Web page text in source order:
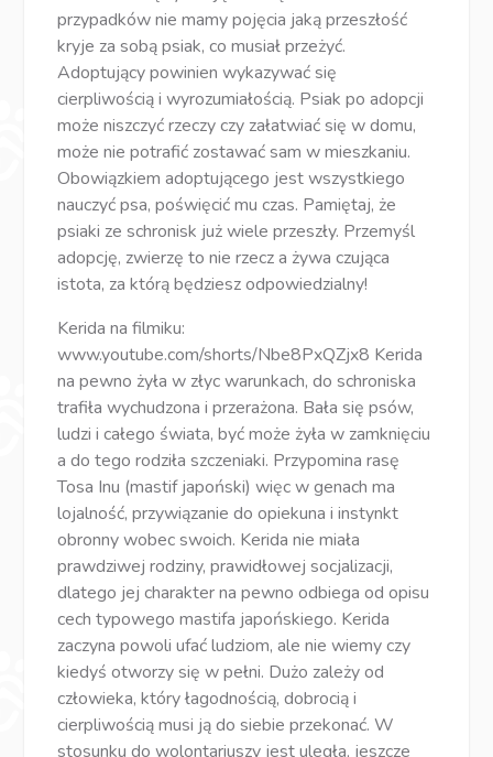
przypadków nie mamy pojęcia jaką przeszłość
kryje za sobą psiak, co musiał przeżyć.
Adoptujący powinien wykazywać się
cierpliwością i wyrozumiałością. Psiak po adopcji
może niszczyć rzeczy czy załatwiać się w domu,
może nie potrafić zostawać sam w mieszkaniu.
Obowiązkiem adoptującego jest wszystkiego
nauczyć psa, poświęcić mu czas. Pamiętaj, że
psiaki ze schronisk już wiele przeszły. Przemyśl
adopcję, zwierzę to nie rzecz a żywa czująca
istota, za którą będziesz odpowiedzialny!
Kerida na filmiku:
www.youtube.com/shorts/Nbe8PxQZjx8 Kerida
na pewno żyła w złyc warunkach, do schroniska
trafiła wychudzona i przerażona. Bała się psów,
ludzi i całego świata, być może żyła w zamknięciu
a do tego rodziła szczeniaki. Przypomina rasę
Tosa Inu (mastif japoński) więc w genach ma
lojalność, przywiązanie do opiekuna i instynkt
obronny wobec swoich. Kerida nie miała
prawdziwej rodziny, prawidłowej socjalizacji,
dlatego jej charakter na pewno odbiega od opisu
cech typowego mastifa japońskiego. Kerida
zaczyna powoli ufać ludziom, ale nie wiemy czy
kiedyś otworzy się w pełni. Dużo zależy od
człowieka, który łagodnością, dobrocią i
cierpliwością musi ją do siebie przekonać. W
stosunku do wolontariuszy jest uległa, jeszcze